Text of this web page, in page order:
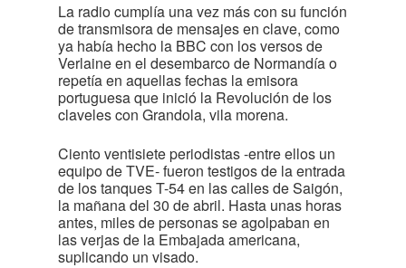
La radio cumplía una vez más con su función
de transmisora de mensajes en clave, como
ya había hecho la BBC con los versos de
Verlaine en el desembarco de Normandía o
repetía en aquellas fechas la emisora
portuguesa que inició la Revolución de los
claveles con Grandola, vila morena.
Ciento ventisiete periodistas -entre ellos un
equipo de TVE- fueron testigos de la entrada
de los tanques T-54 en las calles de Saigón,
la mañana del 30 de abril. Hasta unas horas
antes, miles de personas se agolpaban en
las verjas de la Embajada americana,
suplicando un visado.